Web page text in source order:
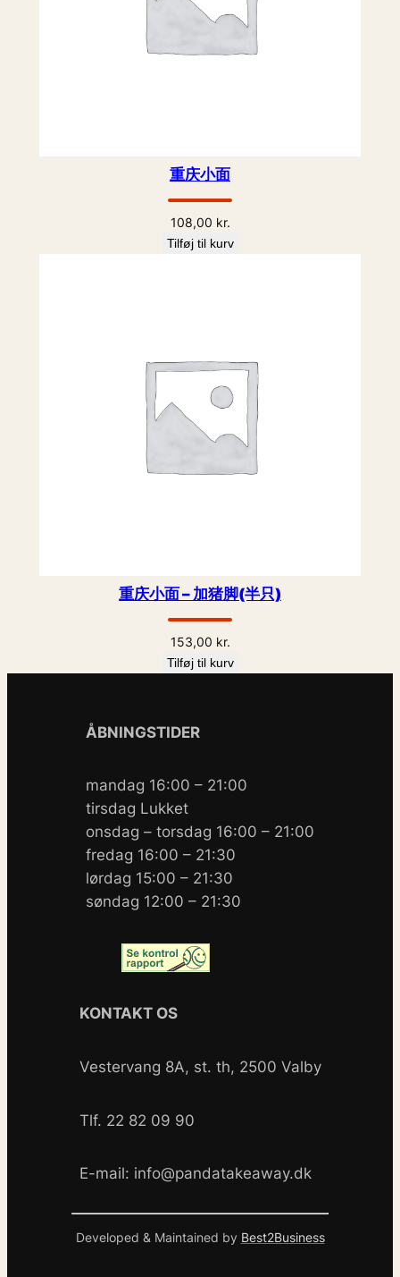
重庆小面
108,00 kr.
Tilføj til kurv
重庆小面 – 加猪脚(半只)
153,00 kr.
Tilføj til kurv
ÅBNINGSTIDER
mandag 16:00 – 21:00
tirsdag Lukket
onsdag – torsdag 16:00 – 21:00
fredag 16:00 – 21:30
lørdag 15:00 – 21:30
søndag 12:00 – 21:30
KONTAKT OS
Vestervang 8A, st. th, 2500 Valby
Tlf. 22 82 09 90
E-mail: info@pandatakeaway.dk
Developed & Maintained by Best2Business